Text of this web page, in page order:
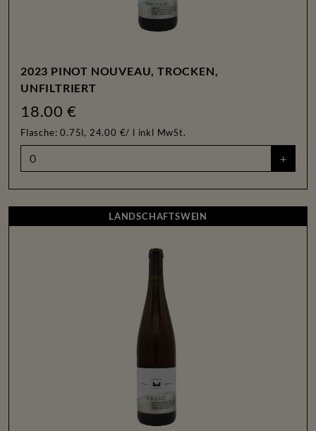
2023 PINOT NOUVEAU, TROCKEN,
UNFILTRIERT
18.00 €
Flasche: 0.75l, 24.00 €/ l inkl MwSt.
+
LANDSCHAFTSWEIN